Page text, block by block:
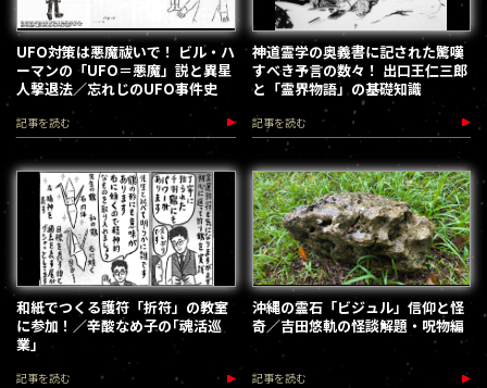
UFO対策は悪魔祓いで！ ビル・ハ
ーマンの「UFO＝悪魔」説と異星
人撃退法／忘れじのUFO事件史
記事を読む
神道霊学の奥義書に記された驚嘆
すべき予言の数々！ 出口王仁三郎
と「霊界物語」の基礎知識
記事を読む
和紙でつくる護符「折符」の教室
に参加！／辛酸なめ子の｢魂活巡
業｣
記事を読む
沖縄の霊石「ビジュル」信仰と怪
奇／吉田悠軌の怪談解題・呪物編
記事を読む